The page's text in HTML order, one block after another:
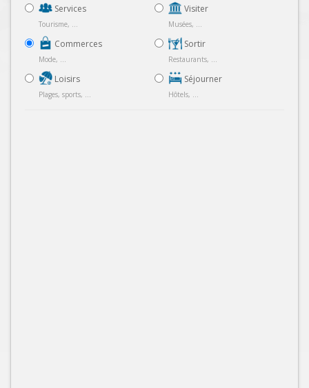
Services
Tourisme, ...
Commerces
Mode, ...
Loisirs
Plages, sports, ...
Visiter
Musées, ...
Sortir
Restaurants, ...
Séjourner
Hôtels, ...